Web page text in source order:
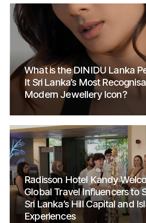
What is the DINIDU Lanka
It Sri Lanka’s Most
Modern Jewellery Icon?
Radisson Hotel Kandy
Global Travel Influencers to
Sri Lanka’s Hill Capital and
Experiences